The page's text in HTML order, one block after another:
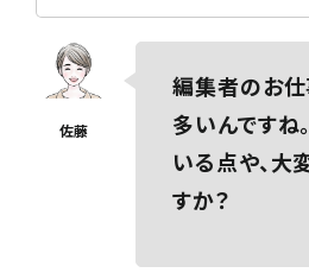
編集者のお
多いんですね
いる点や、大
すか？